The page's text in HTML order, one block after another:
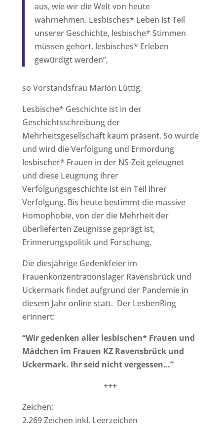
aus, wie wir die Welt von heute
wahrnehmen. Lesbisches* Leben ist Teil
unserer Geschichte, lesbische* Stimmen
müssen gehört, lesbisches* Erleben
gewürdigt werden”,
so Vorstandsfrau Marion Lüttig.
Lesbische* Geschichte ist in der
Geschichtsschreibung der
Mehrheitsgesellschaft kaum präsent. So wurde
und wird die Verfolgung und Ermordung
lesbischer* Frauen in der NS-Zeit geleugnet
und diese Leugnung ihrer
Verfolgungsgeschichte ist ein Teil ihrer
Verfolgung. Bis heute bestimmt die massive
Homophobie, von der die Mehrheit der
überlieferten Zeugnisse geprägt ist,
Erinnerungspolitik und Forschung.
Die diesjährige Gedenkfeier im
Frauenkonzentrationslager Ravensbrück und
Uckermark findet aufgrund der Pandemie in
diesem Jahr online statt. Der LesbenRing
erinnert:
“Wir gedenken aller lesbischen* Frauen und
Mädchen im Frauen KZ Ravensbrück und
Uckermark. Ihr seid nicht vergessen…”
+++
Zeichen:
2.269 Zeichen inkl. Leerzeichen